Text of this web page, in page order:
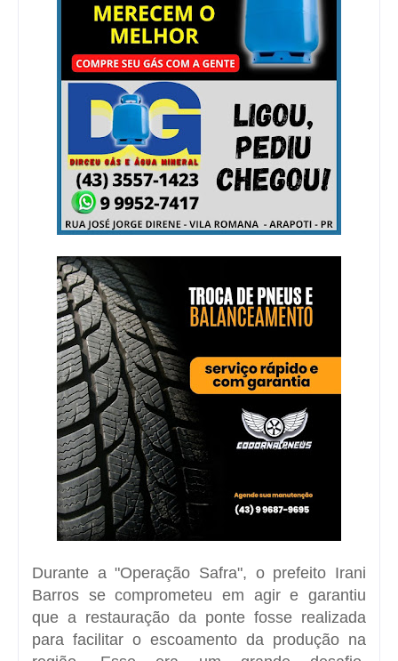
Durante a "Operação Safra", o prefeito Irani
Barros se comprometeu em agir e garantiu
que a restauração da ponte fosse realizada
para facilitar o escoamento da produção na